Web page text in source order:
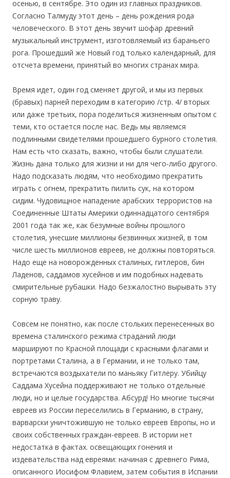
осенью, в сентябре. Это один из главных праздников.
Согласно Талмуду этот день – день рождения рода
человеческого. В этот день звучит шофар древний
музыкальный инструмент, изготовляемый из бараньего
рога. Прошедший же Новый год только календарный, для
отсчета времени, принятый во многих странах мира.
Время идет, один год сменяет другой, и мы из первых
(бравых) парней переходим в категорию /стр. 4/ вторых
или даже третьих, пора поделиться жизненным опытом с
теми, кто остается после нас. Ведь мы являемся
подлинными свидетелями прошедшего бурного столетия.
Нам есть что сказать, важно, чтобы были слушатели.
Жизнь дана только для жизни и ни для чего-либо другого.
Надо подсказать людям, что необходимо прекратить
играть с огнем, прекратить пилить сук, на котором
сидим. Чудовищное нападение арабских террористов на
Соединенные Штаты Америки одиннадцатого сентября
2001 года так же, как безумные войны прошлого
столетия, унесшие миллионы безвинных жизней, в том
числе шесть миллионов евреев, не должны повторяться.
Надо еще на новорожденных сталиных, гитлеров, бин
Ладенов, саддамов хусейнов и им подобных надевать
смирительные рубашки. Надо безжалостно вырывать эту
сорную траву.
Совсем не понятно, как после стольких перенесенных во
времена сталинского режима страданий люди
маршируют по Красной площади с красными флагами и
портретами Сталина, а в Германии, и не только там,
встречаются воздыхатели по маньяку Гитлеру. Убийцу
Саддама Хусейна поддерживают не только отдельные
люди, но и целые государства. Абсурд! Но многие тысячи
евреев из России переселились в Германию, в страну,
варварски уничтожившую не только евреев Европы, но и
своих собственных граждан-евреев. В истории нет
недостатка в фактах. освещающих гонения и
издевательства над евреями: начиная с древнего Рима,
описанного Иосифом Флавием, затем события в Испании